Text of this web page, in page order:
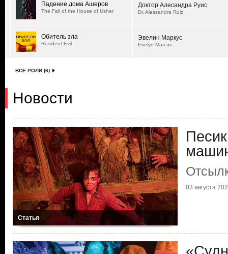
Падение дома Ашеров
The Fall of the House of Usher
Доктор Алесандра Руис
Dr. Alessandra Ruiz
Обитель зла
Resident Evil
Эвелин Маркус
Evelyn Marcus
ВСЕ РОЛИ (6)
Новости
Статья
03 августа